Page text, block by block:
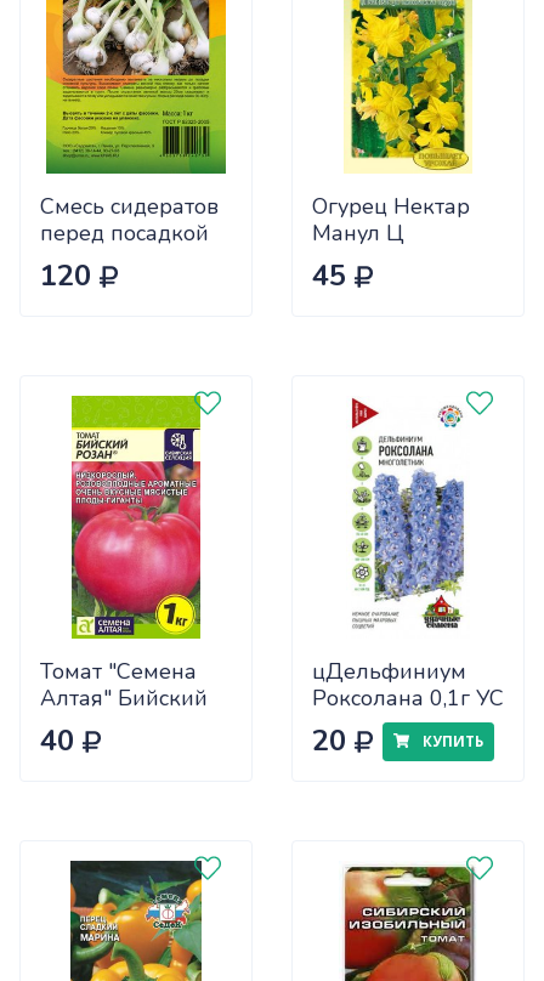
Смесь сидератов
перед посадкой
чеснока 0,5кг
САДОВИТА
120
Огурец Нектар
Манул Ц
45
Томат "Семена
Алтая" Бийский
Розан 0,05
40
цДельфиниум
Роксолана 0,1г УС
20 КУПИТЬ